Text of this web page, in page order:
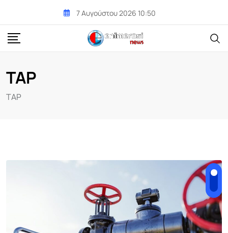
content
7 Αυγούστου 2026 10:50
ΤΑΡ
ΤΑΡ